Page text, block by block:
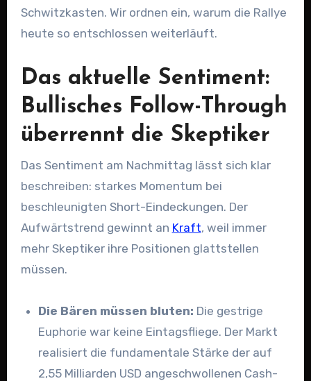
Schwitzkasten. Wir ordnen ein, warum die Rallye
heute so entschlossen weiterläuft.
Das aktuelle Sentiment:
Bullisches Follow-Through
überrennt die Skeptiker
Das Sentiment am Nachmittag lässt sich klar
beschreiben: starkes Momentum bei
beschleunigten Short-Eindeckungen. Der
Aufwärtstrend gewinnt an Kraft, weil immer
mehr Skeptiker ihre Positionen glattstellen
müssen.
Die Bären müssen bluten: Die gestrige
Euphorie war keine Eintagsfliege. Der Markt
realisiert die fundamentale Stärke der auf
2,55 Milliarden USD angeschwollenen Cash-